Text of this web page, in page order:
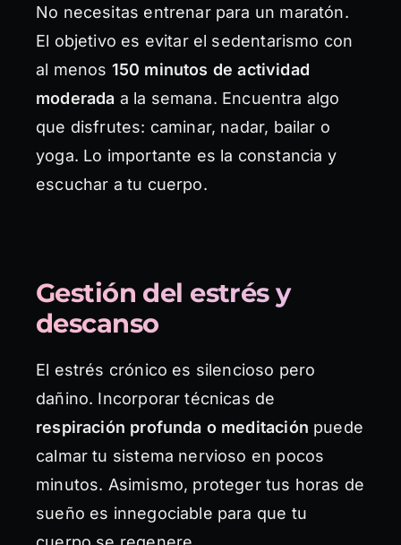
No necesitas entrenar para un maratón.
El objetivo es evitar el sedentarismo con
al menos 150 minutos de actividad
moderada a la semana. Encuentra algo
que disfrutes: caminar, nadar, bailar o
yoga. Lo importante es la constancia y
escuchar a tu cuerpo.
Gestión del estrés y
descanso
El estrés crónico es silencioso pero
dañino. Incorporar técnicas de
respiración profunda o meditación puede
calmar tu sistema nervioso en pocos
minutos. Asimismo, proteger tus horas de
sueño es innegociable para que tu